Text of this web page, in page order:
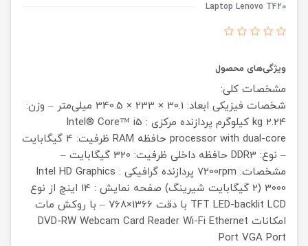
Laptop Lenovo T420
ویژگی‌های محصول
مشخصات کلی:
شخصات فیزیکی ابعاد: 30.1 × 233 × 340.5 میلی‌متر –
وزن:
2.24 kg کیلوگرم
پردازنده مرکزی : Intel® Core™ i5
processor with dual-core
حافظه RAM ظرفیت: 4 گیگابایت
– نوع: DDR3
حافظه داخلی ظرفیت: 320 گیگابایت –
مشخصات: 7200rpm
پردازنده گرافیکی : Intel HD Graphics
3000 (2 گیگابایت شیرینگ)
صفحه نمایش : 14 اینچ از نوع
TFT LED-backlit LCD با دقت 1366×768 – با روکش مات
امکانات DVD-RW Webcam Card Reader Wi-Fi Ethernet
Port VGA Port